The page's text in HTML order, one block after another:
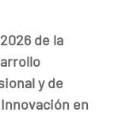
de la
y de
en